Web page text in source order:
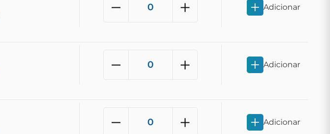
Adicionar
Adicionar
Adicionar